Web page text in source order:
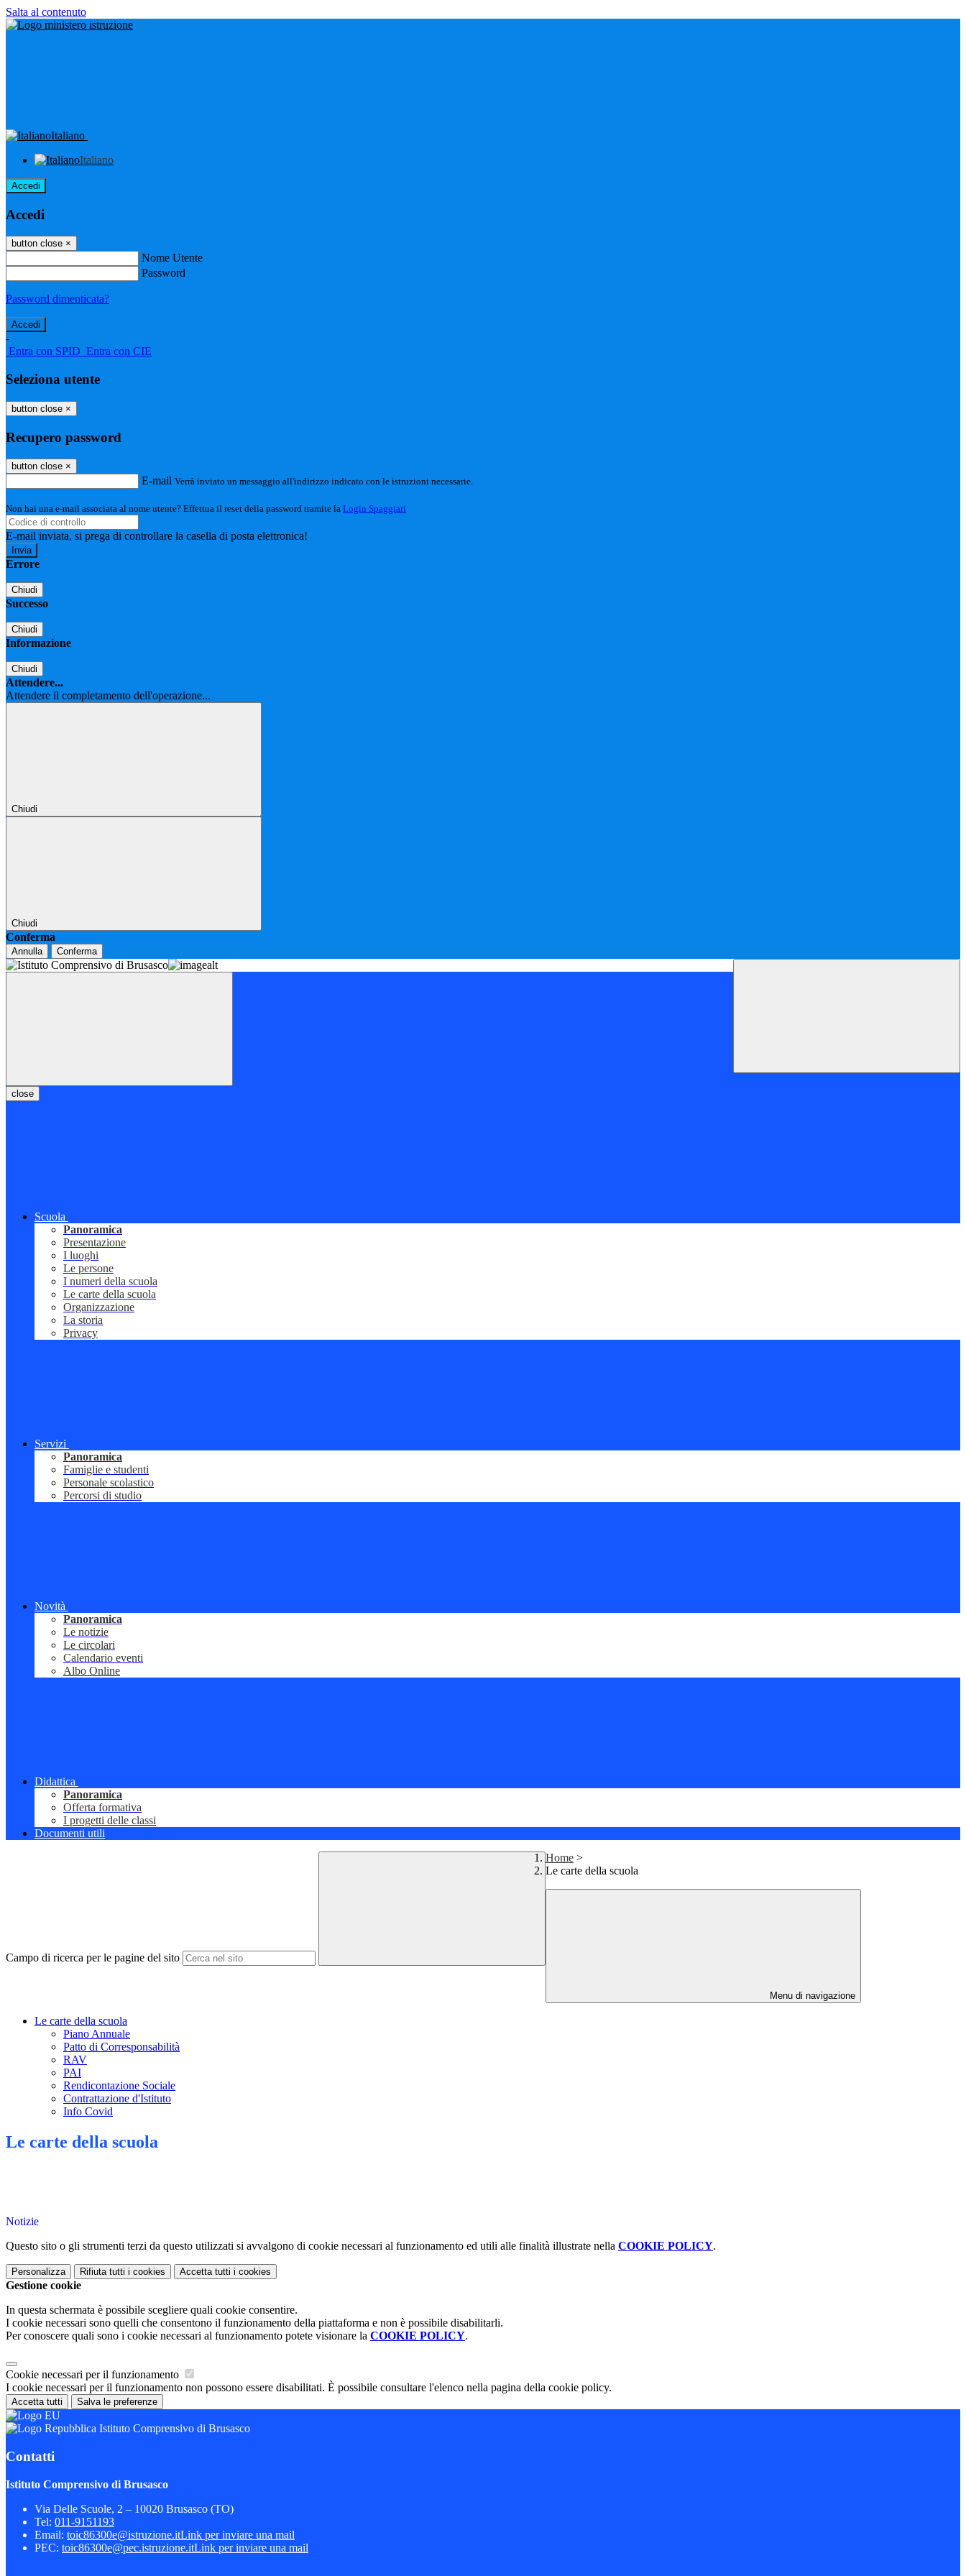
Salta al contenuto
Italiano
Italiano
Accedi
Accedi
button close ×
Nome Utente
Password
Password dimenticata?
-
Entra con SPID Entra con CIE
Seleziona utente
button close ×
Recupero password
button close ×
E-mail Verrà inviato un messaggio all'indirizzo indicato con le istruzioni necessarie.
Non hai una e-mail associata al nome utente? Effettua il reset della password tramite la Login Spaggiari
E-mail inviata, si prega di controllare la casella di posta elettronica!
Errore
Chiudi
Successo
Chiudi
Informazione
Chiudi
Attendere...
Attendere il completamento dell'operazione...
Chiudi
Chiudi
Conferma
Annulla Conferma
close
Scuola
Panoramica
Presentazione
I luoghi
Le persone
I numeri della scuola
Le carte della scuola
Organizzazione
La storia
Privacy
Servizi
Panoramica
Famiglie e studenti
Personale scolastico
Percorsi di studio
Novità
Panoramica
Le notizie
Le circolari
Calendario eventi
Albo Online
Didattica
Panoramica
Offerta formativa
I progetti delle classi
Documenti utili
Campo di ricerca per le pagine del sito
Home >
Le carte della scuola
Menu di navigazione
Le carte della scuola
Piano Annuale
Patto di Corresponsabilità
RAV
PAI
Rendicontazione Sociale
Contrattazione d'Istituto
Info Covid
Le carte della scuola
Notizie
Questo sito o gli strumenti terzi da questo utilizzati si avvalgono di cookie necessari al funzionamento ed utili alle finalità illustrate nella COOKIE POLICY.
Personalizza Rifiuta tutti i cookies Accetta tutti i cookies
Gestione cookie
In questa schermata è possibile scegliere quali cookie consentire.
I cookie necessari sono quelli che consentono il funzionamento della piattaforma e non è possibile disabilitarli.
Per conoscere quali sono i cookie necessari al funzionamento potete visionare la COOKIE POLICY.
Cookie necessari per il funzionamento
I cookie necessari per il funzionamento non possono essere disabilitati. È possibile consultare l'elenco nella pagina della cookie policy.
Accetta tutti Salva le preferenze
Istituto Comprensivo di Brusasco
Contatti
Istituto Comprensivo di Brusasco
Via Delle Scuole, 2 – 10020 Brusasco (TO)
Tel: 011-9151193
Email: toic86300e@istruzione.itLink per inviare una mail
PEC: toic86300e@pec.istruzione.itLink per inviare una mail